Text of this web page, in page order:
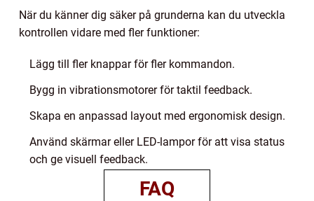
När du känner dig säker på grunderna kan du utveckla
kontrollen vidare med fler funktioner:
Lägg till fler knappar för fler kommandon.
Bygg in vibrationsmotorer för taktil feedback.
Skapa en anpassad layout med ergonomisk design.
Använd skärmar eller LED-lampor för att visa status
och ge visuell feedback.
FAQ